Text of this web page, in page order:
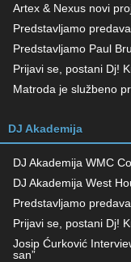
Artex & Nexus novi
Predstavljamo
Predstavljamo Paul
Prijavi se, postani Dj!
Matroda je službeno
DJ Akademija
DJ Akademija WMC
DJ Akademija West
Predstavljamo
Prijavi se, postani Dj!
Josip Ćurković
san”